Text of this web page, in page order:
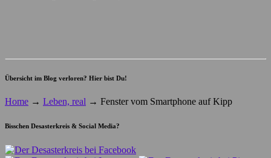
Übersicht im Blog verloren? Hier bist Du!
Home → Leben, real → Fenster vom Smartphone auf Kipp
Bisschen Desasterkreis & Social Media?